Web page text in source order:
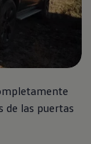
de las puertas